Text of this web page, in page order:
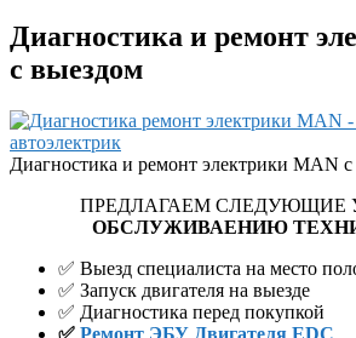
Диагностика и ремонт
с выездом
Диагностика и ремонт электрики MAN
ПРЕДЛАГАЕМ СЛЕДУЮЩИЕ
ОБСЛУЖИВАЕНИЮ
✅ Выезд специалиста на место
✅ Запуск двигателя на выезде
✅ Диагностика перед покупкой
✅ Ремонт ЭБУ Двигателя EDC